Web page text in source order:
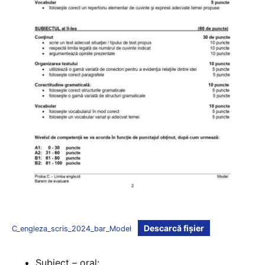
C_engleza_scris_2024_bar_Model Descarcă fișier